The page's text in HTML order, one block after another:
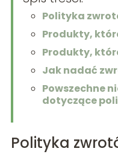
Polityka
Produkty,
Produkty,
Jak nadać
Powszechne
dotyczące
Polityka